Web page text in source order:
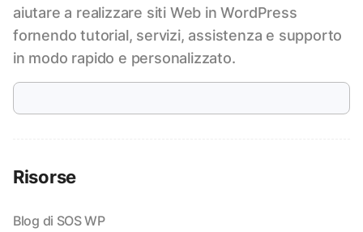
aiutare a realizzare siti Web in WordPress
fornendo tutorial, servizi, assistenza e supporto
in modo rapido e personalizzato.
Risorse
Blog di SOS WP